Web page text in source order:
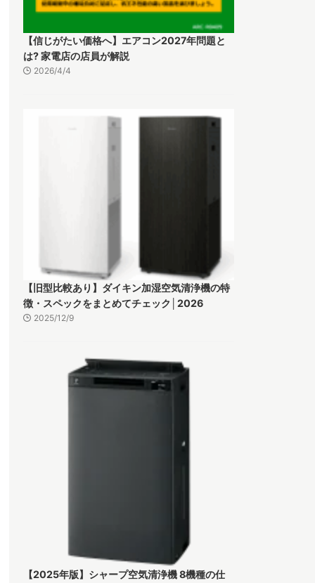
【信じがたい価格へ】エアコン2027年問題と
は? 家電店の店員が解説
2026/4/4
【旧型比較あり】ダイキン加湿空気清浄機の特
徴・スペックをまとめてチェック│2026
2025/12/9
【2025年版】シャープ空気清浄機 8機種の仕